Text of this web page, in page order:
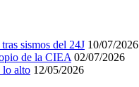
sismos del 24J 10/07/2026
de la CIEA 02/07/2026
lo alto 12/05/2026